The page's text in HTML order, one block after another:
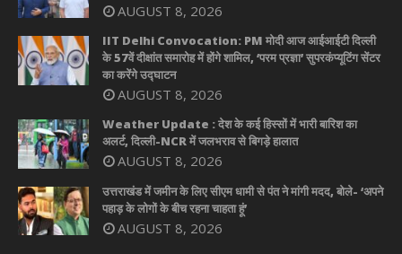
AUGUST 8, 2026
IIT Delhi Convocation: PM मोदी आज आईआईटी दिल्ली
के 57वें दीक्षांत समारोह में होंगे शामिल, ‘परम प्रज्ञा’ सुपरकंप्यूटिंग सेंटर
का करेंगे उद्घाटन
AUGUST 8, 2026
Weather Update : देश के कई हिस्सों में भारी बारिश का
अलर्ट, दिल्ली-NCR में जलभराव से बिगड़े हालात
AUGUST 8, 2026
उत्तराखंड में जमीन के लिए सीएम धामी से पंत ने मांगी मदद, बोले- ‘अपने
पहाड़ के लोगों के बीच रहना चाहता हूं’
AUGUST 8, 2026